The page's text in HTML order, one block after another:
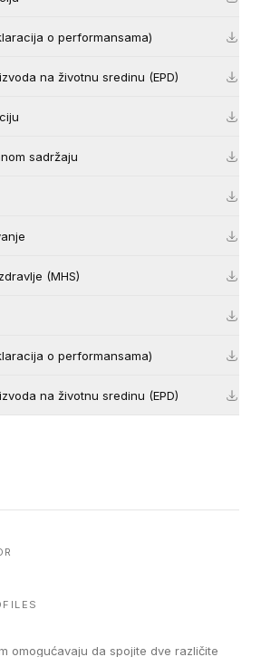
o performansama)
na životnu sredinu (EPD)
sadržaju
(MHS)
o performansama)
na životnu sredinu (EPD)
omogućavaju da spojite dve različite